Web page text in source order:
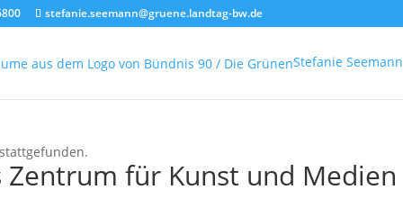
stefanie.seemann@gruene.landtag-bw.de
Stefanie Seemann
für Kunst und Medien